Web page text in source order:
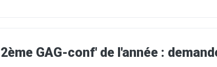
2ème GAG-conf' de l'année :